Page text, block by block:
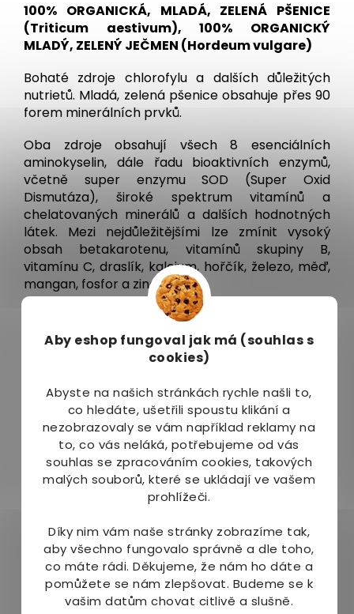
Aby eshop fungoval jak má (souhlas s
cookies)
Abyste na našich stránkách rychle našli to,
co hledáte, ušetřili spoustu klikání a
nezobrazovaly se vám například reklamy na
to, co vás neláká, potřebujeme od vás
souhlas se zpracováním cookies, takových
malých souborů, které se ukládají ve vašem
prohlížeči.
Díky nim vám naše stránky zobrazíme tak,
aby všechno fungovalo správně a dle toho,
co máte rádi. Děkujeme, že nám ho dáte a
pomůžete se nám zlepšovat. Budeme se k
vašim datům chovat citlivě a slušně.
100% ORGANICKÁ, MLADÁ, ZELENÁ PŠENICE
(Triticum aestivum), 100% ORGANICKÝ
MLADÝ, ZELENÝ JEČMEN (Hordeum vulgare)
Bohaté zdroje chlorofylu a dalších důležitých
nutrietů. Mladá, zelená pšenice obsahuje přes 90
forem minerálních prvků.
Oba zdroje obsahují všech 8 esenciálních
aminokyselin, dále řadu bioaktivních enzymů,
včetně super enzymu SOD (Super Oxid
Dismutáza), široké spektrum vitamínů a
chelatovaných minerálů a dalších hodnotných
látek. Mezi nejdůležitějšími lze zmínit vysoký
obsah betakarotenu, vitamínů skupiny B,
vitamínu C, draslík, kalcium, hořčík, železo, měď,
mangan, fosfor a zinek.
100% ORGANICKÁ ALFALFA - VOJTĚŠKA LIST
(Medicago Sativa)
Alfalfa je hodnotným zdrojem důležitých
nutrientů. Jedním z důvodů je hluboká kořenová
soustava, takže rostlinka si dokáže „vytáhnout ze
země opravdu to nejlepší“. Alfalfa je bohatá na
obsah důležitých vitamínů, minerálů, karotenoidů,
enzymů a chlorofylu.
100% ORGANICKÉ MOŘSKÉ ŘASY
ASCOPHYLLUM (Wild Wrack Seaweed)
Tato speciální odrůda mořských řas, je
bezkonkurenčním zdrojem makro a mikroprvků,
které mohou tvořit až 36% sušiny! Vysoký obsah
jodu.